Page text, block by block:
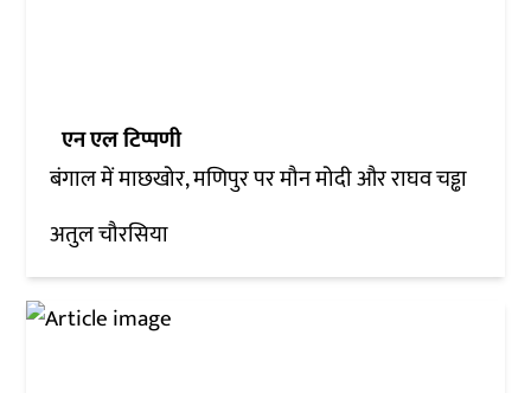
एन एल टिप्पणी
बंगाल में माछखोर, मणिपुर पर मौन मोदी और राघव चड्ढा
अतुल चौरसिया